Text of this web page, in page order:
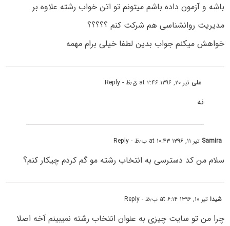
باشه و آزمون داده باشم میتونم تو اتن خواب رشته علاوه بر
مدیریت روانشناسی هم شرکت کنم ؟؟؟؟؟
خواهش میکنم جواب بدین لطفا خیلی برام مهمه
علی تیر ۲۰, ۱۳۹۶ at ۲:۴۶ ق٫ظ - Reply
نه
Samira تیر ۱۱, ۱۳۹۶ at ۱۰:۴۳ ب٫ظ - Reply
سلام من کد دسترسی به انتخاب رشته مو گم کردم چیکار کنم؟
شیداتیر ۱۰, ۱۳۹۶ at ۶:۱۴ ب٫ظ - Reply
چرا من تو سایت چیزی به عنوان انتخاب رشته نمیبینم آخه اصلا